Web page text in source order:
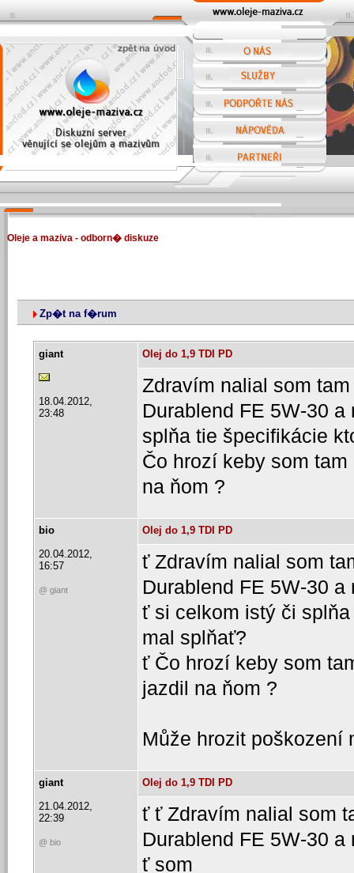
Oleje a maziva - odborn� diskuze
Zp�t na f�rum
giant
18.04.2012,
23:48
Olej do 1,9 TDI PD
Zdravím nalial som
Durablend FE 5W-30
splňa tie špecifikácie
Čo hrozí keby som
na ňom ?
bio
20.04.2012,
16:57
@ giant
Olej do 1,9 TDI PD
ť Zdravím nalial som
Durablend FE 5W-30 a
ť si celkom istý či
mal splňať?
ť Čo hrozí keby som
jazdil na ňom ?
Může hrozit poškození
giant
21.04.2012,
22:39
@ bio
Olej do 1,9 TDI PD
ť ť Zdravím nalial som
Durablend FE 5W-30 a
ť som